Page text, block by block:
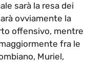
sarà la resa dei
ovviamente la
offensivo, mentre
fra le
Muriel,